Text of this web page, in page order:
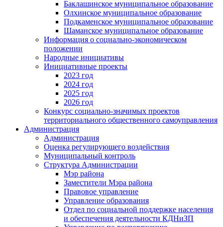
Баклашинское муниципальное образование
Олхинское муниципальное образование
Подкаменское муниципальное образование
Шаманское муниципальное образование
Информация о социально-экономическом
положении
Народные инициативы
Инициативные проекты
2023 год
2024 год
2025 год
2026 год
Конкурс социально-значимых проектов
территориального общественного самоуправления
Администрация
Администрация
Оценка регулирующего воздействия
Муниципальный контроль
Структура Администрации
Мэр района
Заместители Мэра района
Правовое управление
Управление образования
Отдел по социальной поддержке населения
и обеспечения деятельности КДНиЗП